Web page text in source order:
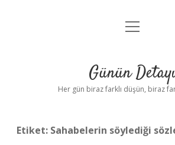
Anasayfa
Yasal Uyarı
menüyü
Günün
Her gün biraz farklı düşün, biraz
Etiket: Sahabelerin söylediği